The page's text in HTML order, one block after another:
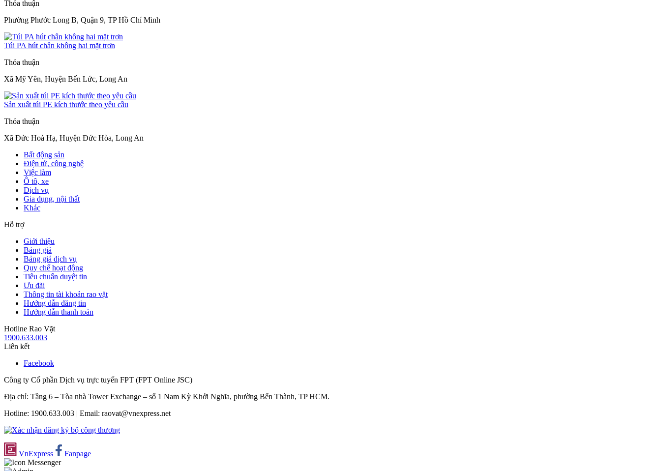
Thỏa thuận
Phường Phước Long B, Quận 9, TP Hồ Chí Minh
Túi PA hút chân không hai mặt trơn
Thỏa thuận
Xã Mỹ Yên, Huyện Bến Lức, Long An
Sản xuất túi PE kích thước theo yêu cầu
Thỏa thuận
Xã Đức Hoà Hạ, Huyện Đức Hòa, Long An
Bất động sản
Điện tử, công nghệ
Việc làm
Ô tô, xe
Dịch vụ
Gia dụng, nội thất
Khác
Hỗ trợ
Giới thiệu
Bảng giá
Bảng giá dịch vụ
Quy chế hoạt động
Tiêu chuẩn duyệt tin
Ưu đãi
Thông tin tài khoản rao vặt
Hướng dẫn đăng tin
Hướng dẫn thanh toán
Hotline Rao Vặt
1900.633.003
Liên kết
Facebook
Công ty Cổ phần Dịch vụ trực tuyến FPT (FPT Online JSC)
Địa chỉ: Tầng 6 – Tòa nhà Tower Exchange – số 1 Nam Kỳ Khởi Nghĩa, phường Bến Thành, TP HCM.
Hotline: 1900.633.003 | Email: raovat@vnexpress.net
VnExpress Fanpage